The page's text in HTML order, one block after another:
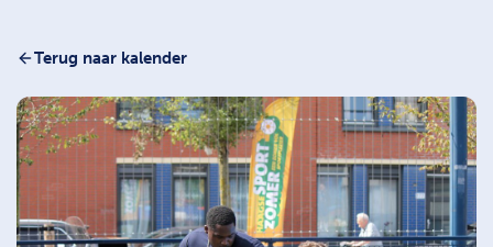
Terug naar kalender